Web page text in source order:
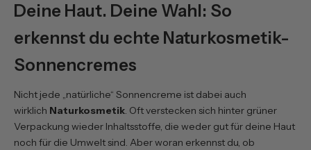
Deine Haut. Deine Wahl: So
erkennst du echte Naturkosmetik-
Sonnencremes
Nicht jede „natürliche“ Sonnencreme ist dabei auch
wirklich Naturkosmetik. Oft verstecken sich hinter grüner
Verpackung wieder Inhaltsstoffe, die weder gut für deine Haut
noch für die Umwelt sind. Aber woran erkennst du, ob